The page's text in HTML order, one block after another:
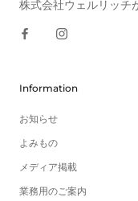
株式会社ウェルリッチ
Information
お知らせ
よみもの
メディア掲載
業務用のご案内